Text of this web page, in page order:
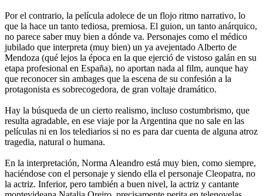
Por el contrario, la película adolece de un flojo ritmo narrativo, lo
que la hace un tanto tediosa, premiosa. El guion, un tanto anárquico,
no parece saber muy bien a dónde va. Personajes como el médico
jubilado que interpreta (muy bien) un ya avejentado Alberto de
Mendoza (qué lejos la época en la que ejerció de vistoso galán en su
etapa profesional en España), no aportan nada al film, aunque hay
que reconocer sin ambages que la escena de su confesión a la
protagonista es sobrecogedora, de gran voltaje dramático.
Hay la búsqueda de un cierto realismo, incluso costumbrismo, que
resulta agradable, en ese viaje por la Argentina que no sale en las
películas ni en los telediarios si no es para dar cuenta de alguna atroz
tragedia, natural o humana.
En la interpretación, Norma Aleandro está muy bien, como siempre,
haciéndose con el personaje y siendo ella el personaje Cleopatra, no
la actriz. Inferior, pero también a buen nivel, la actriz y cantante